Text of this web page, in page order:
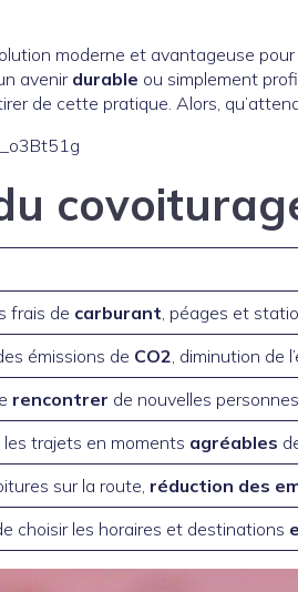
moderne et avantageuse pour
avenir durable ou simplement
de cette pratique. Alors,
frais de carburant, péages et
émissions de CO2, diminution de
rencontrer de nouvelles
les trajets en moments agréables
sur la route, réduction des
choisir les horaires et destinations